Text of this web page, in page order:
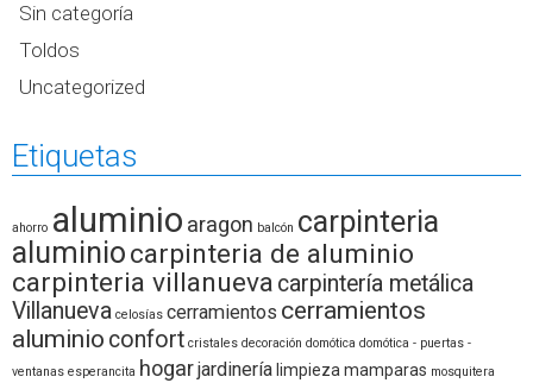
Sin categoría
Toldos
Uncategorized
Etiquetas
ahorro aluminio aragon balcón carpinteria
aluminiocarpinteria de aluminio
carpinteria villanueva carpintería metálica
Villanueva celosías cerramientos cerramientos
aluminio confort cristales decoración domótica domótica - puertas -
ventanas esperancita hogarjardinería limpieza mamparas mosquitera